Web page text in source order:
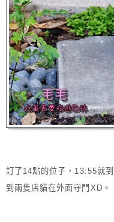
訂了14點的位子，13:55就
到兩隻店貓在外面守門XD。